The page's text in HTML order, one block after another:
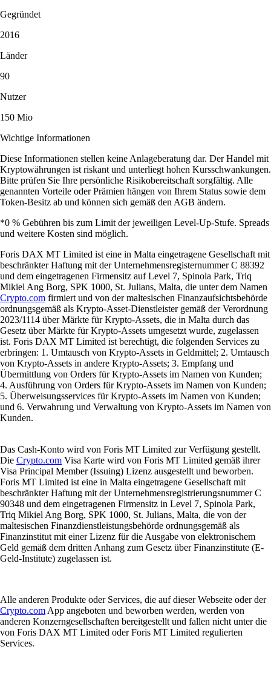
Gegründet
2016
Länder
90
Nutzer
150 Mio
Wichtige Informationen
Diese Informationen stellen keine Anlageberatung dar. Der Handel mit
Kryptowährungen ist riskant und unterliegt hohen Kursschwankungen.
Bitte prüfen Sie Ihre persönliche Risikobereitschaft sorgfältig. Alle
genannten Vorteile oder Prämien hängen von Ihrem Status sowie dem
Token-Besitz ab und können sich gemäß den AGB ändern.
*0 % Gebühren bis zum Limit der jeweiligen Level-Up-Stufe. Spreads
und weitere Kosten sind möglich.
Foris DAX MT Limited ist eine in Malta eingetragene Gesellschaft mit
beschränkter Haftung mit der Unternehmensregisternummer C 88392
und dem eingetragenen Firmensitz auf Level 7, Spinola Park, Triq
Mikiel Ang Borg, SPK 1000, St. Julians, Malta, die unter dem Namen
Crypto.com firmiert und von der maltesischen Finanzaufsichtsbehörde
ordnungsgemäß als Krypto-Asset-Dienstleister gemäß der Verordnung
2023/1114 über Märkte für Krypto-Assets, die in Malta durch das
Gesetz über Märkte für Krypto-Assets umgesetzt wurde, zugelassen
ist. Foris DAX MT Limited ist berechtigt, die folgenden Services zu
erbringen: 1. Umtausch von Krypto-Assets in Geldmittel; 2. Umtausch
von Krypto-Assets in andere Krypto-Assets; 3. Empfang und
Übermittlung von Orders für Krypto-Assets im Namen von Kunden;
4. Ausführung von Orders für Krypto-Assets im Namen von Kunden;
5. Überweisungsservices für Krypto-Assets im Namen von Kunden;
und 6. Verwahrung und Verwaltung von Krypto-Assets im Namen von
Kunden.
Das Cash-Konto wird von Foris MT Limited zur Verfügung gestellt.
Die Crypto.com Visa Karte wird von Foris MT Limited gemäß ihrer
Visa Principal Member (Issuing) Lizenz ausgestellt und beworben.
Foris MT Limited ist eine in Malta eingetragene Gesellschaft mit
beschränkter Haftung mit der Unternehmensregistrierungsnummer C
90348 und dem eingetragenen Firmensitz in Level 7, Spinola Park,
Triq Mikiel Ang Borg, SPK 1000, St. Julians, Malta, die von der
maltesischen Finanzdienstleistungsbehörde ordnungsgemäß als
Finanzinstitut mit einer Lizenz für die Ausgabe von elektronischem
Geld gemäß dem dritten Anhang zum Gesetz über Finanzinstitute (E-
Geld-Institute) zugelassen ist.
Alle anderen Produkte oder Services, die auf dieser Webseite oder der
Crypto.com App angeboten und beworben werden, werden von
anderen Konzerngesellschaften bereitgestellt und fallen nicht unter die
von Foris DAX MT Limited oder Foris MT Limited regulierten
Services.